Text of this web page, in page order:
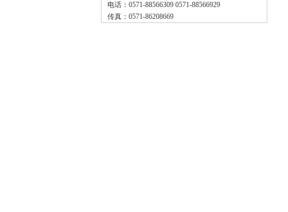
电话：0571-88566309 0571-88566929
传真：0571-86208669